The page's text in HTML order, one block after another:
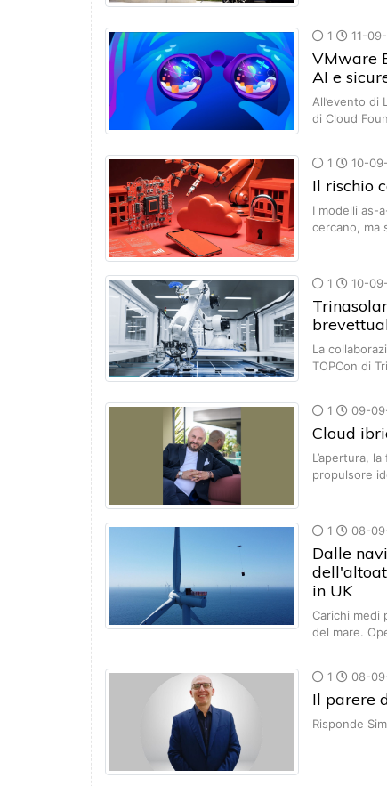
1 11-
VMware
AI e
All’evento
di Cloud
1 10-
Il rischio
I modelli as-
cercano, ma
1 10-
La
TOPCon di
1 09-
Cloud
L’apertura,
propulsore
1 08-
Dalle
in UK
Carichi medi
del mare.
1 08-
Il parere
Risponde